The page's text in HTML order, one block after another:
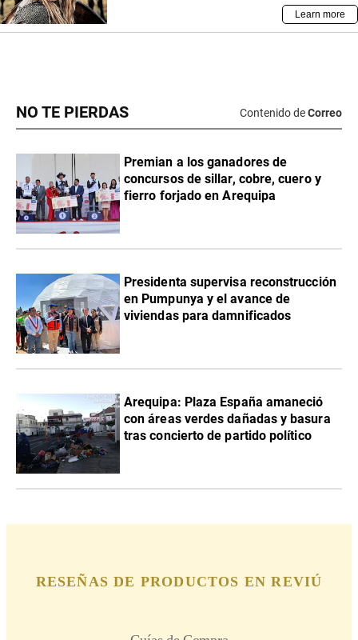
NO TE PIERDAS Contenido deCorreo
Premian a los ganadores de
concursos de sillar, cobre, cuero y
fierro forjado en Arequipa
Presidenta supervisa reconstrucción
en Pumpunya y el avance de
viviendas para damnificados
Arequipa: Plaza España amaneció
con áreas verdes dañadas y basura
tras concierto de partido político